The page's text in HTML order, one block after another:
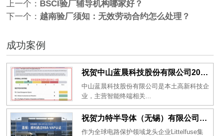
上一个： BSCI验厂辅导机构哪家好？
下一个： 越南验厂须知：无效劳动合约怎么处理？
成功案例
祝贺中山蓝晨科技股份有限公司2026年一次性成功通过BSCI验厂-B级
中山蓝晨科技股份有限公司是本土高新科技企
业，主营智能终端相关...
祝贺力特半导体（无锡）有限公司2026年一次性成功通过RBA-VAP认证审核并取得170.2分
作为全球电路保护领域龙头企业Littelfuse集